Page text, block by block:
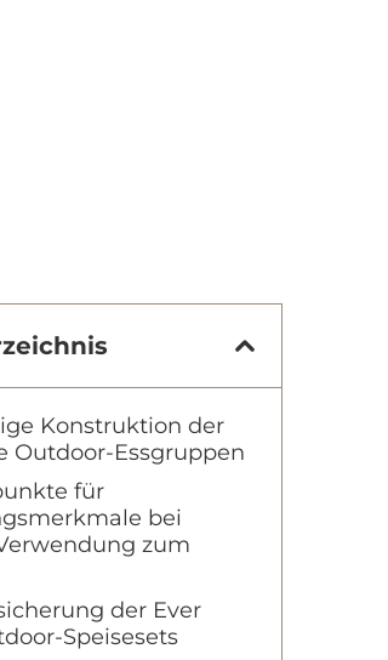
Konstruktion der
Outdoor-Essgruppen
für
bei
zum
der Ever
Speisesets